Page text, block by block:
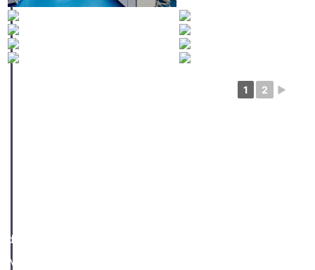
1 2 ►
készítése és mentése a 3D túra alapján
Matterport fiók 3D túrák kezelésére szolgáló